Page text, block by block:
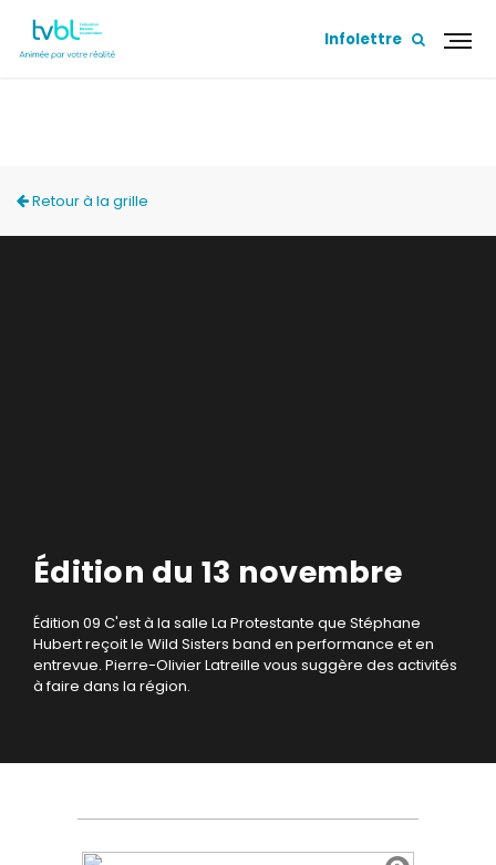
Infolettre
Retour à la grille
Édition du 13 novembre
Édition 09 C'est à la salle La Protestante que Stéphane
Hubert reçoit le Wild Sisters band en performance et en
entrevue. Pierre-Olivier Latreille vous suggère des activités
à faire dans la région.